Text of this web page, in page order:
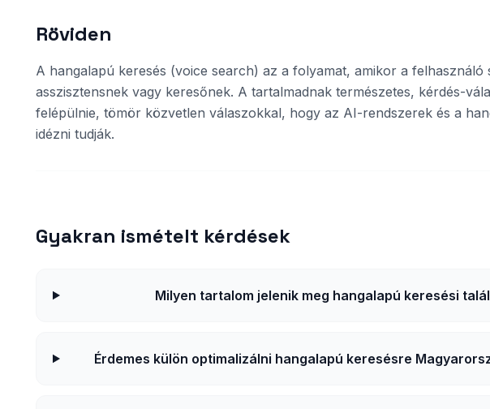
Röviden
A hangalapú keresés (voice search) az a folyamat, amikor a
asszisztensnek vagy keresőnek. A tartalmadnak természetes, kérdés-
felépülnie, tömör közvetlen válaszokkal, hogy az AI-rendszerek és a
idézni tudják.
Gyakran ismételt kérdések
Milyen tartalom jelenik meg hangalapú keresési
Érdemes külön optimalizálni hangalapú keresésre